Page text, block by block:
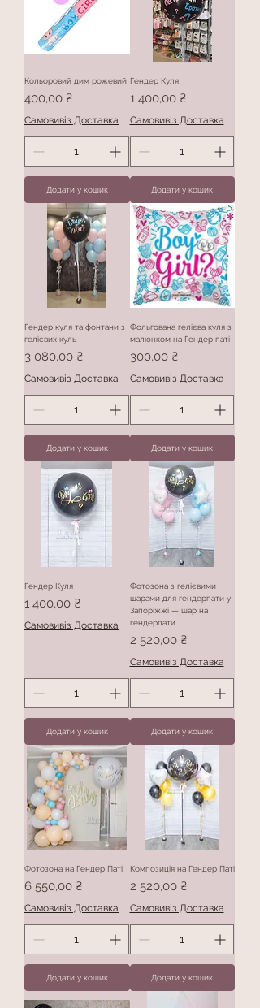
Кольоровий дим рожевий
Ціна
400,00 ₴
Самовивіз Доставка
Додати у кошик
Гендер Куля
Ціна
1 400,00 ₴
Самовивіз Доставка
Додати у кошик
Гендер куля та фонтани з
гелієвих куль
Ціна
3 080,00 ₴
Самовивіз Доставка
Додати у кошик
Фольгована гелієва куля з
малюнком на Гендер паті
Ціна
300,00 ₴
Самовивіз Доставка
Додати у кошик
Гендер Куля
Ціна
1 400,00 ₴
Самовивіз Доставка
Додати у кошик
Фотозона з гелієвими
шарами для гендерпати у
Запоріжжі — шар на
гендерпати
Ціна
2 520,00 ₴
Самовивіз Доставка
Додати у кошик
Фотозона на Гендер Паті
Ціна
6 550,00 ₴
Самовивіз Доставка
Додати у кошик
Композиція на Гендер Паті
Ціна
2 520,00 ₴
Самовивіз Доставка
Додати у кошик